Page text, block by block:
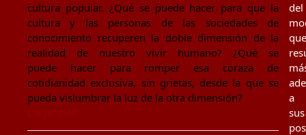
cultura popular. ¿Qué se puede hacer para que la
cultura y las personas de las sociedades de
conocimiento recuperen la doble dimensión de la
realidad de nuestro vivir humano? ¿Qué se
puede hacer para romper esa coraza de
cotidianidad exclusiva, sin grietas, desde la que se
pueda vislumbrar la luz de la otra dimensión?
del
que
a
sus